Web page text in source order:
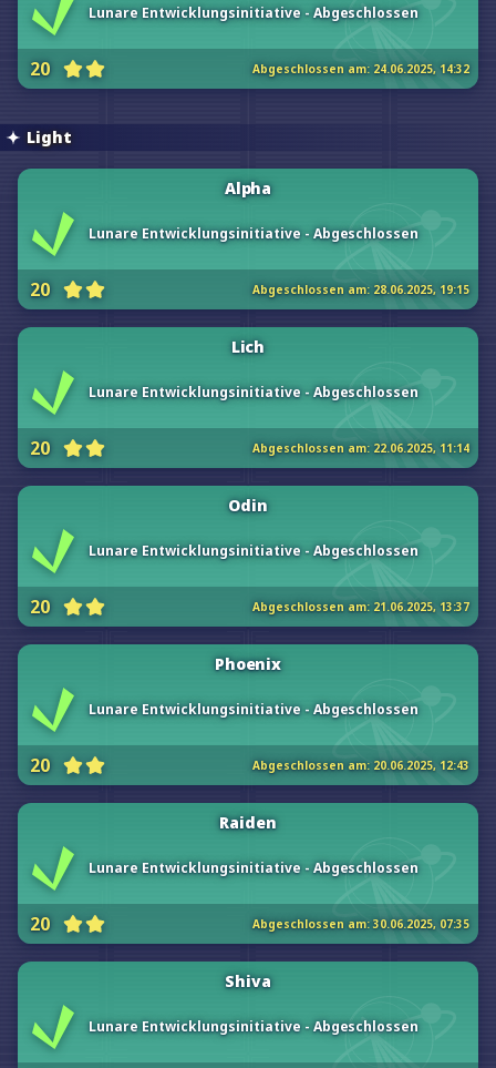
Lunare Entwicklungsinitiative - Abgeschlossen
20 Abgeschlossen am: 24.06.2025, 14:32
Light
Alpha
Lunare Entwicklungsinitiative - Abgeschlossen
20 Abgeschlossen am: 28.06.2025, 19:15
Lich
Lunare Entwicklungsinitiative - Abgeschlossen
20 Abgeschlossen am: 22.06.2025, 11:14
Odin
Lunare Entwicklungsinitiative - Abgeschlossen
20 Abgeschlossen am: 21.06.2025, 13:37
Phoenix
Lunare Entwicklungsinitiative - Abgeschlossen
20 Abgeschlossen am: 20.06.2025, 12:43
Raiden
Lunare Entwicklungsinitiative - Abgeschlossen
20 Abgeschlossen am:30.06.2025, 07:35
Shiva
Lunare Entwicklungsinitiative - Abgeschlossen